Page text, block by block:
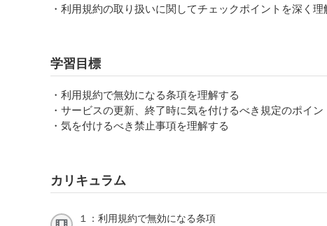
・利用規約の取り扱いに関してチェックポイントを深く
学習目標
・利用規約で無効になる条項を理解する
・サービスの更新、終了時に気を付けるべき規定のポイン
・気を付けるべき禁止事項を理解する
カリキュラム
１：利用規約で無効になる条項